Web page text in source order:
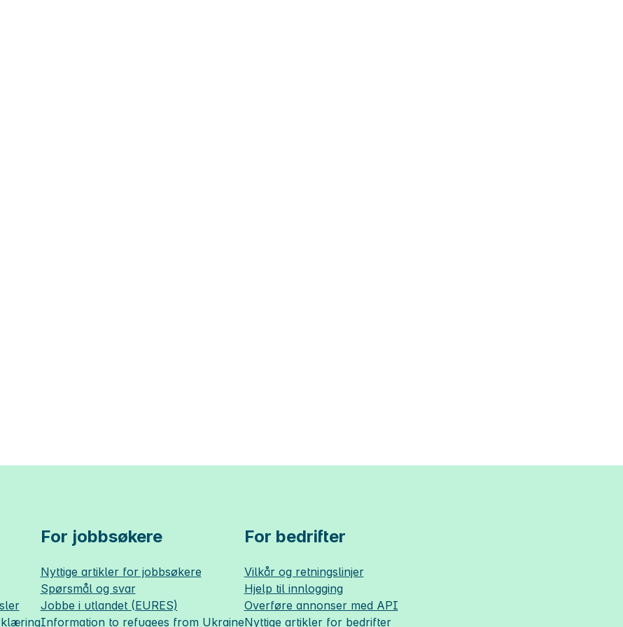
For jobbsøkere
Nyttige artikler for jobbsøkere
Spørsmål og svar
Jobbe i utlandet (EURES)
Information to refugees from Ukraine
For bedrifter
Vilkår og retningslinjer
Hjelp til innlogging
Overføre annonser med API
Nyttige artikler for bedrifter